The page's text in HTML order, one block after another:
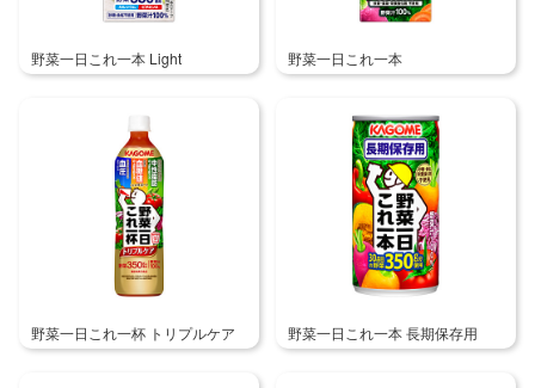
野菜一日これ一本 Light 野菜一日これ一本
野菜一日これ一杯 トリプルケア 野菜一日これ一本 長期保存用